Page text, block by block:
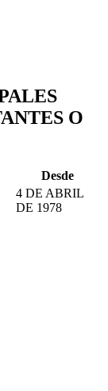
O
Desde
4 DE ABRIL
DE 1978